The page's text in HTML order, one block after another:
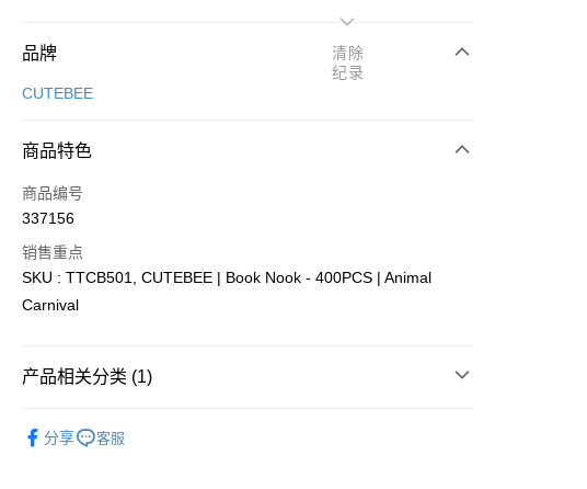
付款方式
信用卡一次付清
相关说明
伊斯兰银行、AmBank、BSN Bank
Touch 'n Go
GrabPay
Free Shipping (Min RM100) within West Malaysia!
品牌
CUTEBEE
商品特色
商品编号
337156
销售重点
SKU : TTCB501, CUTEBEE | Book Nook - 400PCS | Animal
Carnival
产品相关分类 (1)
分享
客服
清除
纪录